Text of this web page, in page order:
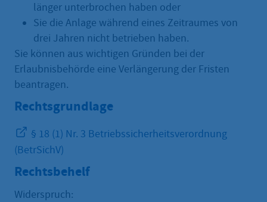
länger unterbrochen haben oder
Sie die Anlage während eines Zeitraumes von
drei Jahren nicht betrieben haben.
Sie können aus wichtigen Gründen bei der
Erlaubnisbehörde eine Verlängerung der Fristen
beantragen.
Rechtsgrundlage
§ 18 (1) Nr. 3 Betriebssicherheitsverordnung
(BetrSichV)
Rechtsbehelf
Widerspruch: